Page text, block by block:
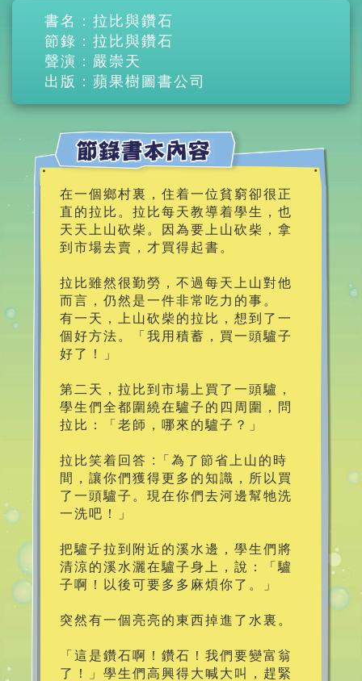
書名：拉比與鑽石
節錄：拉比與鑽石
聲演：嚴崇天
出版：蘋果樹圖書公司
在一個鄉村裏，住着一位貧窮卻很正
直的拉比。拉比每天教導着學生，也
天天上山砍柴。因為要上山砍柴，拿
到市場去賣，才買得起書。
拉比雖然很勤勞，不過每天上山對他
而言，仍然是一件非常吃力的事。
有一天，上山砍柴的拉比，想到了一
個好方法。「我用積蓄，買一頭驢子
好了！」
第二天，拉比到市場上買了一頭驢，
學生們全都圍繞在驢子的四周圍，問
拉比：「老師，哪來的驢子？」
拉比笑着回答 :「為了節省上山的時
間，讓你們獲得更多的知識，所以買
了一頭驢子。現在你們去河邊幫牠洗
一洗吧！」
把驢子拉到附近的溪水邊，學生們將
清涼的溪水灑在驢子身上，說：「驢
子啊！以後可要多多麻煩你了。」
突然有一個亮亮的東西掉進了水裏。
「這是鑽石啊！鑽石！我們要變富翁
了！」學生們高興得大喊大叫，趕緊